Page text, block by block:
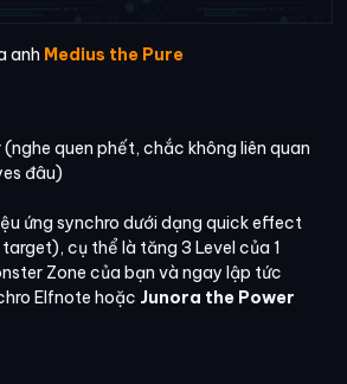
anh Medius the Pure
(nghe quen phết, chắc không liên quan
đâu)
ứng synchro dưới dạng quick effect
cụ thể là tăng 3 Level của 1
Zone của bạn và ngay lập tức
Elfnote hoặc Junora the Power